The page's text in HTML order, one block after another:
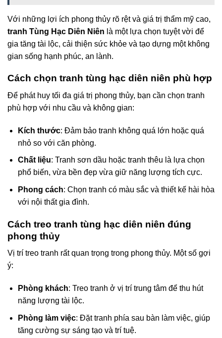
Với những lợi ích phong thủy rõ rệt và giá trị thẩm mỹ cao,
tranh Tùng Hạc Diên Niên là một lựa chọn tuyệt vời để
gia tăng tài lộc, cải thiện sức khỏe và tạo dựng một không
gian sống hạnh phúc, an lành.
Cách chọn tranh tùng hạc diên niên phù hợp
Để phát huy tối đa giá trị phong thủy, bạn cần chọn tranh
phù hợp với nhu cầu và không gian:
Kích thước: Đảm bảo tranh không quá lớn hoặc quá
nhỏ so với căn phòng.
Chất liệu: Tranh sơn dầu hoặc tranh thêu là lựa chọn
phổ biến, vừa bền đẹp vừa giữ năng lượng tích cực.
Phong cách: Chọn tranh có màu sắc và thiết kế hài hòa
với nội thất gia đình.
Cách treo tranh tùng hạc diên niên đúng
phong thủy
Vị trí treo tranh rất quan trọng trong phong thủy. Một số gợi
ý:
Phòng khách: Treo tranh ở vị trí trung tâm để thu hút
năng lượng tài lộc.
Phòng làm việc: Đặt tranh phía sau bàn làm việc, giúp
tăng cường sự sáng tạo và trí tuệ.